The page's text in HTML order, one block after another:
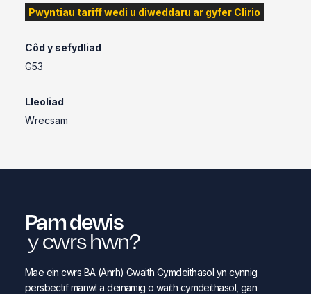
Pwyntiau tariff wedi u diweddaru ar gyfer Clirio
Côd y sefydliad
G53
Lleoliad
Wrecsam
Pam dewis
y cwrs hwn?
Mae ein cwrs BA (Anrh) Gwaith Cymdeithasol yn cynnig
persbectif manwl a deinamig o waith cymdeithasol, gan